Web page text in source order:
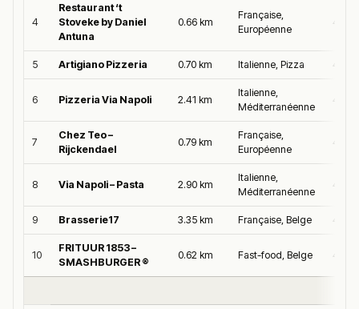
4
Restaurant ‘t
Stoveke by Daniel
Antuna
0.66 km
Française,
Européenne
4.7/5
5 Artigiano Pizzeria 0.70 km Italienne, Pizza 4.7/5
6 Pizzeria Via Napoli 2.41 km
Italienne,
Méditerranéenne
4.6/5
7
Chez Teo –
Rijckendael
0.79 km
Française,
Européenne
4.6/5
8 Via Napoli – Pasta 2.90 km
Italienne,
Méditerranéenne
4.6/5
9 Brasserie17 3.35 km Française, Belge 4.6/5
10
FRITUUR 1853 –
SMASHBURGER ®
0.62 km Fast-food, Belge 4.6/5